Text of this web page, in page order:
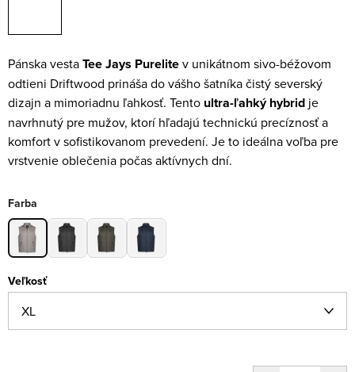
Pánska vestaTee Jays Purelitev unikátnom sivo-béžovom
odtieni Driftwood prináša do vášho šatníka čistý severský
dizajn a mimoriadnu ľahkosť. Tento ultra-ľahký hybrid je
navrhnutý pre mužov, ktorí hľadajú technickú precíznosť a
komfort v sofistikovanom prevedení. Je to ideálna voľba pre
vrstvenie oblečenia počas aktívnych dní.
Farba
Veľkosť